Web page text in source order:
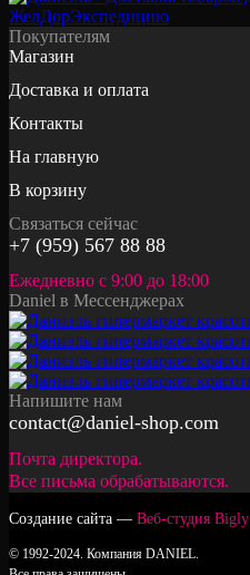
Покупателям
Магазин
Доставка и оплата
Контакты
На главную
В корзину
Связаться сейчас
+7 (959) 567 88 88
Ежедневно с 9:00 до 18:00
Daniel в Мессенджерах
Напишите нам
contact@daniel-shop.com
Почта директора.
Все письма обрабатываются.
Создание сайта — Веб-студия Bigly
© 1992-2024. Компания DANIEL.